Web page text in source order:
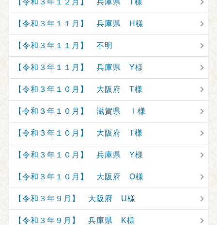
【令和３年１２月】 兵庫県 T様
【令和３年１１月】 兵庫県 H様
【令和３年１１月】 不明
【令和３年１１月】 兵庫県 Y様
【令和３年１０月】 大阪府 T様
【令和３年１０月】 滋賀県 Ｉ様
【令和３年１０月】 大阪府 T様
【令和３年１０月】 兵庫県 Y様
【令和３年１０月】 大阪府 O様
【令和３年９月】 大阪府 U様
【令和３年９月】 兵庫県 K様